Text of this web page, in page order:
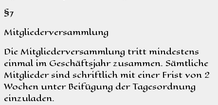
§7
Mitgliederversammlung
Die Mitgliederversammlung tritt mindestens
einmal im Geschäftsjahr zusammen. Sämtliche
Mitglieder sind schriftlich mit einer Frist von 2
Wochen unter Beifügung der Tagesordnung
einzuladen.